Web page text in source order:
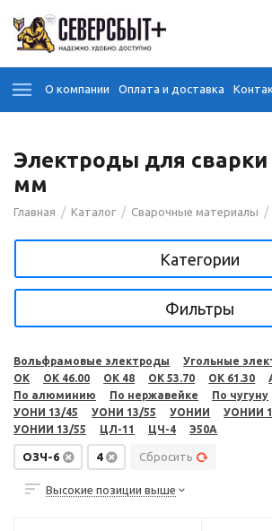
О компании Оплата и доставка
Электроды для
мм
Главная / Каталог / Сварочные материалы /
Категории
Фильтры
Вольфрамовые электроды Угольные
OK
OK 46.00 OK 48 OK 53.70 OK 61.30
По алюминию
По нержавейке По чугуну
УОНИ 13/45
УОНИ 13/55 УОНИИ
УОНИИ
УОНИИ 13/55
ЦЛ-11 ЦЧ-4 Э50А
ОЗЧ-6 4 Сбросить
Высокие позиции выше